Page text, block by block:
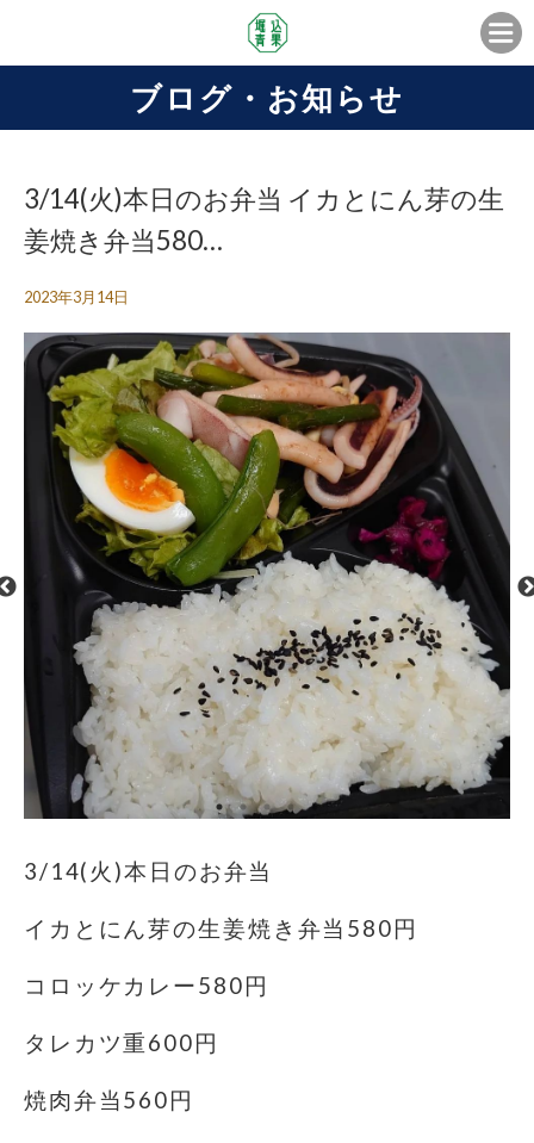
ブログ・お知らせ
3/14(火)本日のお弁当 イカとにん芽の生
姜焼き弁当580…
2023年3月14日
3/14(火)本日のお弁当
イカとにん芽の生姜焼き弁当580円
コロッケカレー580円
タレカツ重600円
焼肉弁当560円